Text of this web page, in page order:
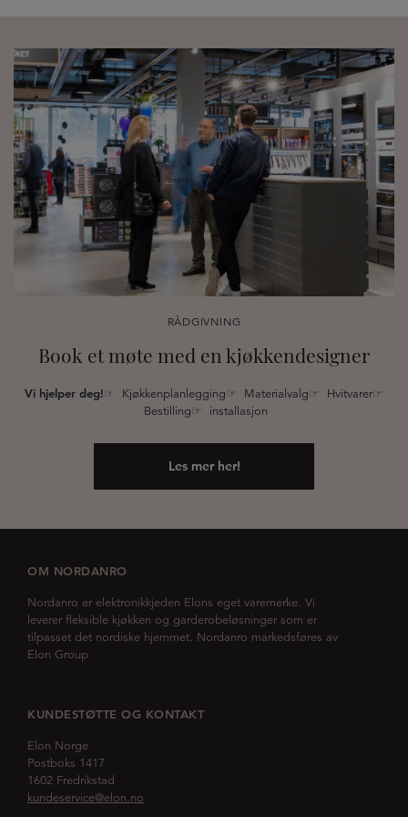
RÅDGIVNING
Book et møte med en kjøkkendesigner
Vi hjelper deg!☞ Kjøkkenplanlegging☞ Materialvalg☞ Hvitvarer☞
Bestilling☞ installasjon
Les mer her!
OM NORDANRO
Nordanro er elektronikkjeden Elons eget varemerke. Vi
leverer fleksible kjøkken og garderobeløsninger som er
tilpasset det nordiske hjemmet. Nordanro markedsføres av
Elon Group
KUNDESTØTTE OG KONTAKT
Elon Norge
Postboks 1417
1602 Fredrikstad
kundeservice@elon.no